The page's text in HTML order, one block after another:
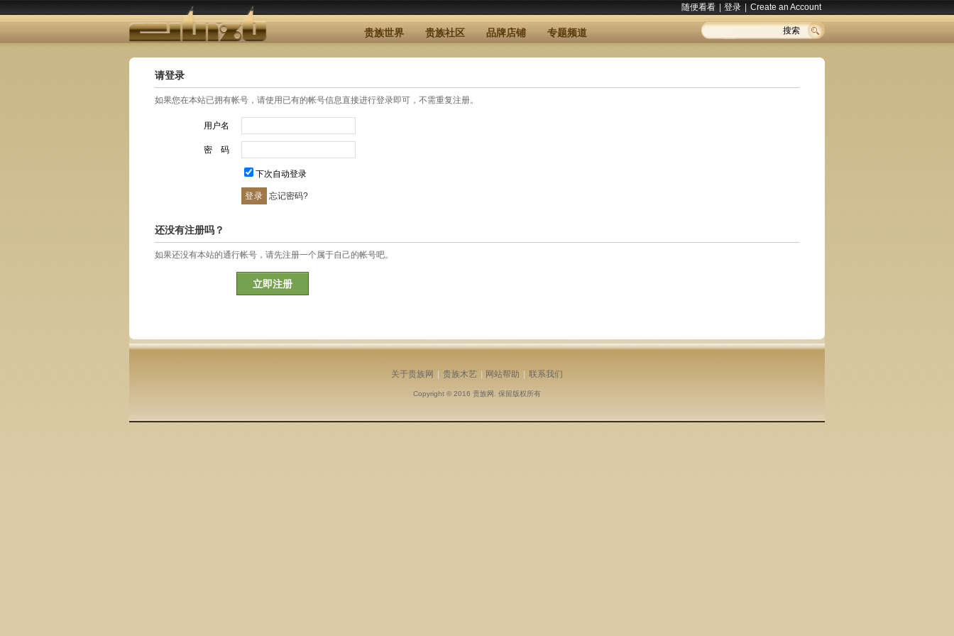
搜索
随便看看 登录 Create an Account
贵族世界 贵族社区 品牌店铺 专题频道
请登录
如果您在本站已拥有帐号，请使用已有的帐号信息直接进行登录即可，不需重复注册。
用户名
密 码
下次自动登录
忘记密码?
还没有注册吗？
如果还没有本站的通行帐号，请先注册一个属于自己的帐号吧。
立即注册
关于贵族网 贵族木艺 网站帮助 联系我们
Copyright © 2016 贵族网 . 保留版权所有